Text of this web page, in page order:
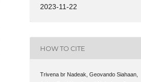
2023-11-22
HOW TO CITE
Trivena br Nadeak, Geovando Siahaan,